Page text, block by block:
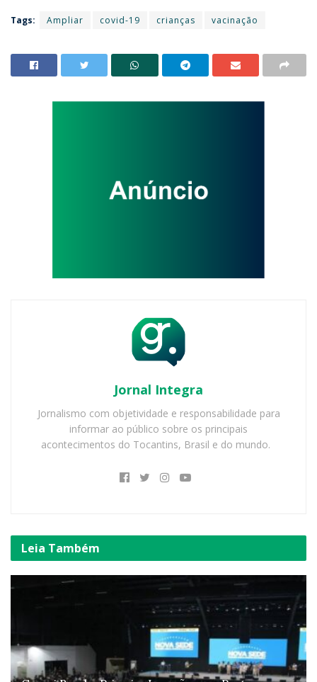
Tags: Ampliar covid-19 crianças vacinação
Jornal Integra
Jornalismo com objetividade e responsabilidade para
informar ao público sobre os principais
acontecimentos do Tocantins, Brasil e do mundo.
Leia Também